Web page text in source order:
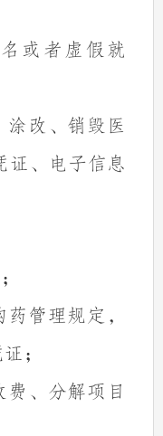
或者虚假就
涂改、销毁医
证、电子信息
管理规定，
；
、分解项目